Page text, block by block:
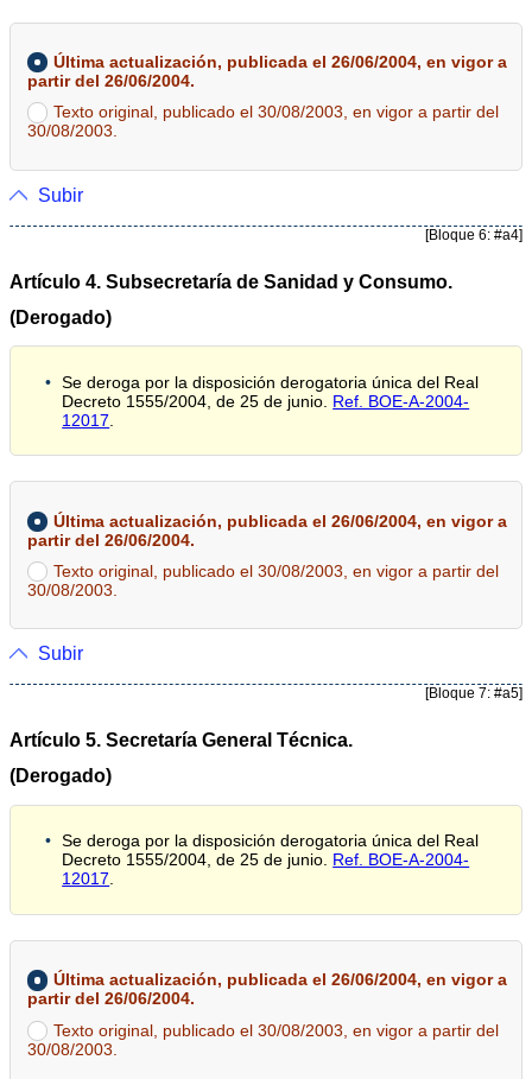
Última actualización, publicada el 26/06/2004, en vigor a
partir del 26/06/2004.
Texto original, publicado el 30/08/2003, en vigor a partir del
30/08/2003.
Subir
[Bloque 6: #a4]
Artículo 4. Subsecretaría de Sanidad y Consumo.
(Derogado)
Se deroga por la disposición derogatoria única del Real
Decreto 1555/2004, de 25 de junio. Ref. BOE-A-2004-
12017
Última actualización, publicada el 26/06/2004, en vigor a
partir del 26/06/2004.
Texto original, publicado el 30/08/2003, en vigor a partir del
30/08/2003.
Subir
[Bloque 7: #a5]
Artículo 5. Secretaría General Técnica.
(Derogado)
Se deroga por la disposición derogatoria única del Real
Decreto 1555/2004, de 25 de junio. Ref. BOE-A-2004-
12017.
Última actualización, publicada el 26/06/2004, en vigor a
partir del 26/06/2004.
Texto original, publicado el 30/08/2003, en vigor a partir del
30/08/2003.